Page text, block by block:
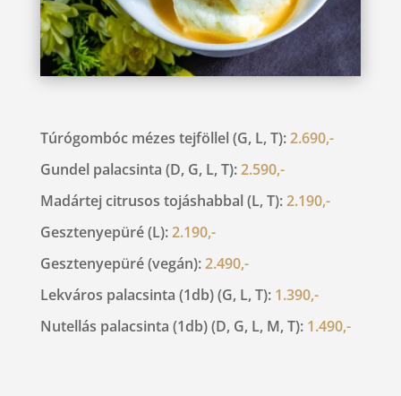
Túrógombóc mézes tejföllel (G, L, T):2.690,-
Gundel palacsinta (D, G, L, T):2.590,-
Madártej citrusos tojáshabbal (L, T):2.190,-
Gesztenyepüré (L):2.190,-
Gesztenyepüré (vegán):2.490,-
Lekváros palacsinta (1db) (G, L, T): 1.390,-
Nutellás palacsinta (1db) (D, G, L, M, T): 1.490,-